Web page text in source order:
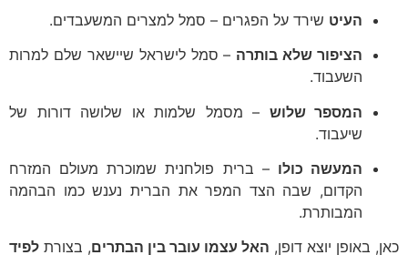
העיט שירד על הפגרים – סמל למצרים המשעבדים.
הציפור שלא בותרה – סמל לישראל שיישאר שלם למרות
השעבוד.
המספר שלוש – מסמל שלמות או שלושה דורות של
שיעבוד.
המעשה כולו – ברית פולחנית שמוכרת מעולם המזרח
הקדום, שבה הצד המפר את הברית נענש כמו הבהמה
המבותרת.
כאן, באופן יוצא דופן, האל עצמו עובר בין הבתרים, בצורת לפיד